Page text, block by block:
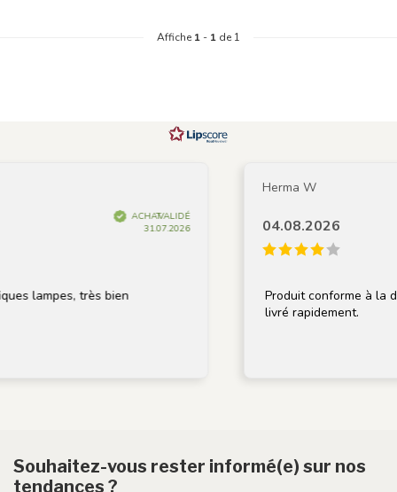
Affiche 1 - 1 de 1
ACHAT VALIDÉ
31.07.2026
lampes, très bien
Herma W
04.08.2026
Produit conforme à la
livré rapidement.
Souhaitez-vous rester informé(e) sur nos
tendances ?